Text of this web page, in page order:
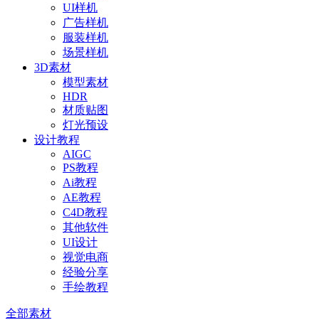
UI样机
广告样机
服装样机
场景样机
3D素材
模型素材
HDR
材质贴图
灯光预设
设计教程
AIGC
PS教程
Ai教程
AE教程
C4D教程
其他软件
UI设计
视觉电商
经验分享
手绘教程
全部素材